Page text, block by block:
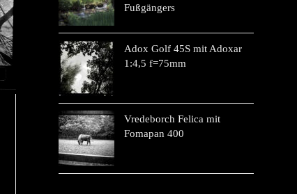
Fußgängers
Adox Golf 45S mit Adoxar
1:4,5 f=75mm
Vredeborch Felica mit
Fomapan 400